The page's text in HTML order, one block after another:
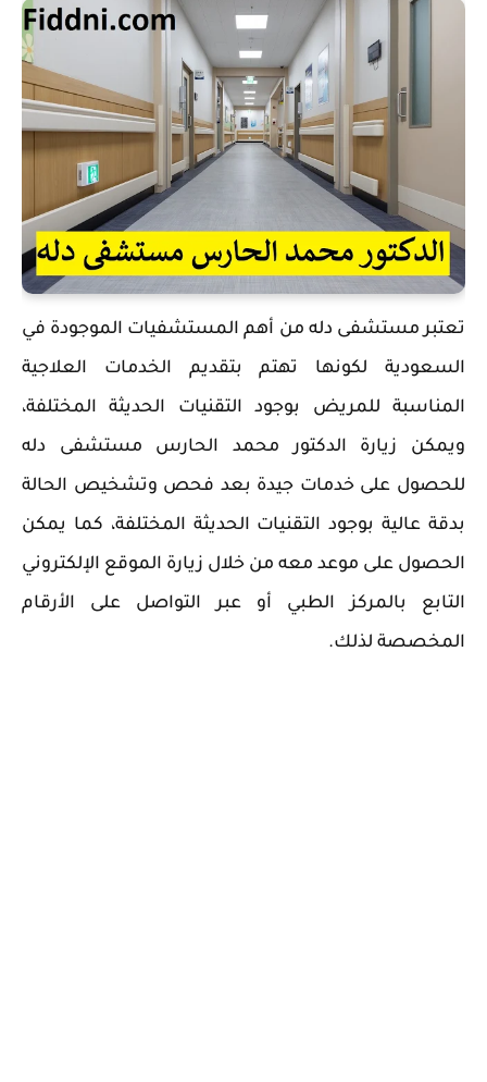
تعتبر مستشفى دله من أهم المستشفيات الموجودة في
السعودية لكونها تهتم بتقديم الخدمات العلاجية
المناسبة للمريض بوجود التقنيات الحديثة المختلفة،
ويمكن زيارة الدكتور محمد الحارس مستشفى دله
للحصول على خدمات جيدة بعد فحص وتشخيص الحالة
بدقة عالية بوجود التقنيات الحديثة المختلفة، كما يمكن
الحصول على موعد معه من خلال زيارة الموقع الإلكتروني
التابع بالمركز الطبي أو عبر التواصل على الأرقام
المخصصة لذلك.